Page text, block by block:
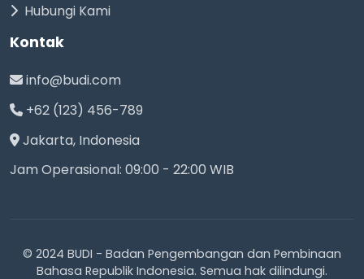
Hubungi Kami
Kontak
info@budi.com
+62 (123) 456-789
Jakarta, Indonesia
Jam Operasional: 09:00 - 22:00 WIB
© 2024 BUDI - Badan Pengembangan dan Pembinaan
Bahasa Republik Indonesia. Semua hak dilindungi.